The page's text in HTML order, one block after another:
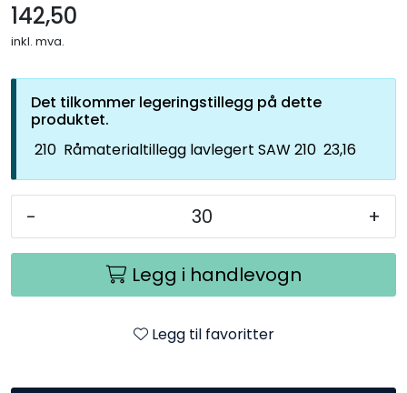
142,50
inkl. mva.
Det tilkommer legeringstillegg på dette
produktet.
210 Råmaterialtillegg lavlegert SAW 210 23,16
- +
Legg i handlevogn
Legg til favoritter